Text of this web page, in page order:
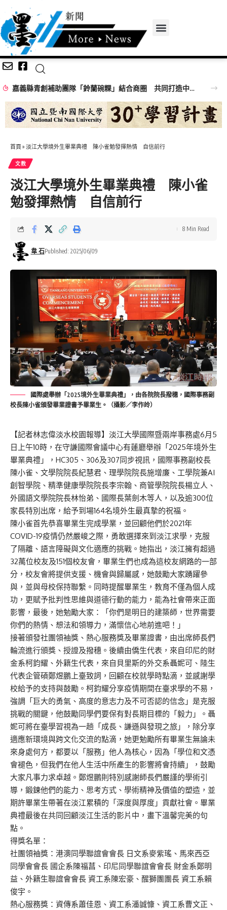
嘉義縣青創補助團隊「鈴蘭碗粿」結合商圈 共同打造中埔美食中繼站
首頁 » 淡江大學境外生畢業典禮 陳小雀勉發揮熱情 自信前行
文教
淡江大學境外生畢業典禮 陳小雀
勉發揮熱情 自信前行
韋 石Published: 2025/06/09
8 Min Read
國際處舉辦「2025境外生畢業典禮」，由各院院長撥穗，國際事務副
校長陳小雀頒發畢業證書予畢業生。（攝影／李作皊）
【記者林志偉淡水校園報導】淡江大學國際暨兩岸事務處6月5
日上午10時，在守謙國際會議中心有蓮廳舉辦「2025年境外生
畢業典禮」，HC305、306及307同步視訊，國際事務副校長
陳小雀、文學院院長紀慧君、理學院院長施增廉、工學院兼AI
創智學院、精準健康學院院長李宗翰、商管學院院長楊立人、
外國語文學院院長林怡弟、國際長葉劍木等人，以及逾300位
家長特別出席，給予到場164名境外生最真摯的祝福。
陳小雀首先恭喜畢業生完成學業，並回顧他們於2021年
COVID-19疫情仍然嚴峻之際，勇敢選擇來到淡江求學，克服
了隔離、語言障礙與文化適應的挑戰。她指出，淡江擁有超過
32萬位校友及151個校友會，畢業生們也成為這校友網路的一部
分，校友會將提供支援、機會與歸屬感，她鼓勵大家踴躍參
與，並與母校保持聯繫。同時提醒畢業生，教育不僅為個人成
功，更賦予批判性思維與道德行動的能力，能為社會帶來正面
影響，最後，她勉勵大家：「你們是明日的建築師，世界需要
你們的熱情、想法和領導力，滿懷信心地前進吧！」
接著頒發社團領袖獎、熱心服務獎及畢業證書，由出席師長們
輪流進行頒獎、授證及撥穗。後續由僑生代表，來自印尼的財
金系柯鈞耀、外籍生代表，來自貝里斯的外交系聶妮可、陸生
代表企管碩鄭煜鵬上臺致詞，回顧在校就學時點滴，並感謝學
校給予的支持與鼓勵。柯鈞耀分享疫情期間在臺求學的不易，
強調「巨大的勇氣、高度的意志力及不可否認的信念」是克服
挑戰的關鍵，他鼓勵同學們要保有對長期目標的「毅力」。聶
妮可將在臺學習視為一趟「成長、謙遜與發現之旅」，除分享
適應新環境與跨文化交流的點滴，她更勉勵所有畢業生無論未
來身處何方，都要以「服務」他人為核心，因為「學位和文憑
會褪色，但我們在他人生活中所產生的影響將會持續」，鼓勵
大家凡事力求卓越。鄭煜鵬則特別感謝師長們嚴謹的學術引
導，鍛鍊他們的能力、思考方式、學術精神及價值的塑造，並
期許畢業生帶著在淡江累積的「深度與厚度」貢獻社會。畢業
典禮最後在共同回顧淡江生活的影片中，畫下溫馨完美的句
點。
得獎名單：
社團領袖獎：港澳同學聯誼會會長 日文系麥紫瑤、馬來西亞
同學會會長 國企系陳福菖、印尼同學聯誼會會長 財金系鄭明
益、外籍生聯誼會會長 資工系陳宏豪、醒獅團團長 資工系賴
俊宇。
熱心服務獎：資傳系蕭佳恩、資工系潘誠慷、資工系曹文正、